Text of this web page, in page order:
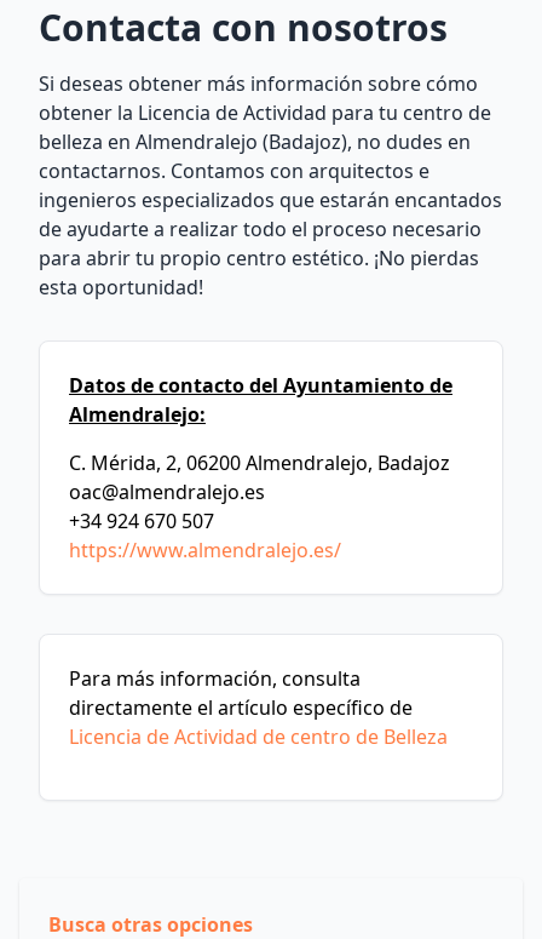
Contacta con nosotros
Si deseas obtener más información sobre cómo
obtener la Licencia de Actividad para tu centro de
belleza en Almendralejo (Badajoz), no dudes en
contactarnos. Contamos con arquitectos e
ingenieros especializados que estarán encantados
de ayudarte a realizar todo el proceso necesario
para abrir tu propio centro estético. ¡No pierdas
esta oportunidad!
Datos de contacto del Ayuntamiento de
Almendralejo:
C. Mérida, 2, 06200 Almendralejo, Badajoz
oac@almendralejo.es
+34 924 670 507
https://www.almendralejo.es/
Para más información, consulta
directamente el artículo específico de
Licencia de Actividad de centro de Belleza
Busca otras opciones